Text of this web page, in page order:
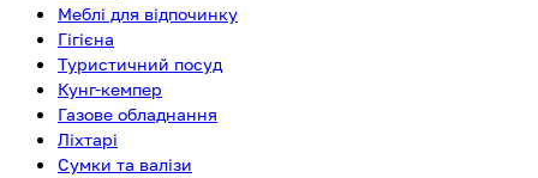
Меблі для відпочинку
Гігієна
Туристичний посуд
Кунг-кемпер
Газове обладнання
Ліхтарі
Сумки та валізи